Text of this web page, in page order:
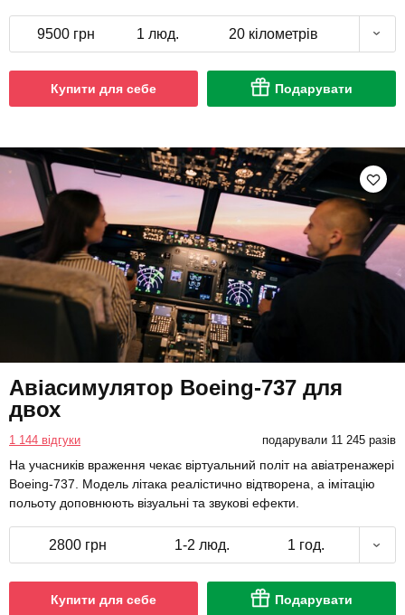
9500 грн 1 люд. 20 кілометрів
Купити для себе Подарувати
Авіасимулятор Boeing-737 для
двох
1 144 відгуки подарували 11 245 разів
На учасників враження чекає віртуальний політ на авіатренажері
Boeing-737. Модель літака реалістично відтворена, а імітацію
польоту доповнюють візуальні та звукові ефекти.
2800 грн 1-2 люд. 1 год.
Купити для себе Подарувати